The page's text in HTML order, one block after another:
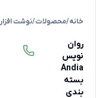
خانه/محصولات/نوشت افزار
روان
نویس
Andia
بسته
بندی